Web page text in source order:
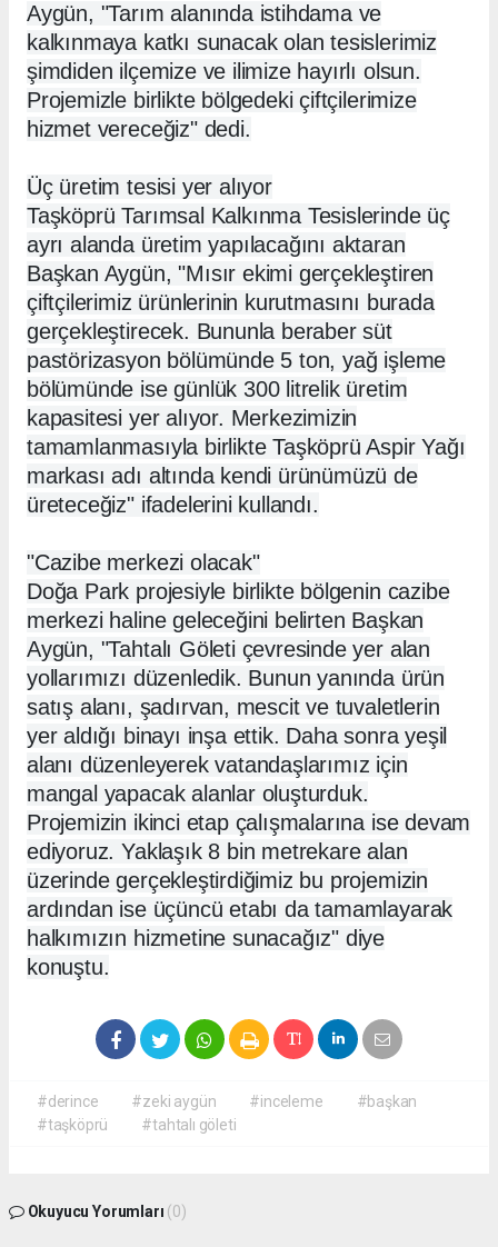
Aygün, "Tarım alanında istihdama ve
kalkınmaya katkı sunacak olan tesislerimiz
şimdiden ilçemize ve ilimize hayırlı olsun.
Projemizle birlikte bölgedeki çiftçilerimize
hizmet vereceğiz" dedi.
Üç üretim tesisi yer alıyor
Taşköprü Tarımsal Kalkınma Tesislerinde üç
ayrı alanda üretim yapılacağını aktaran
Başkan Aygün, "Mısır ekimi gerçekleştiren
çiftçilerimiz ürünlerinin kurutmasını burada
gerçekleştirecek. Bununla beraber süt
pastörizasyon bölümünde 5 ton, yağ işleme
bölümünde ise günlük 300 litrelik üretim
kapasitesi yer alıyor. Merkezimizin
tamamlanmasıyla birlikte Taşköprü Aspir Yağı
markası adı altında kendi ürünümüzü de
üreteceğiz" ifadelerini kullandı.
"Cazibe merkezi olacak"
Doğa Park projesiyle birlikte bölgenin cazibe
merkezi haline geleceğini belirten Başkan
Aygün, "Tahtalı Göleti çevresinde yer alan
yollarımızı düzenledik. Bunun yanında ürün
satış alanı, şadırvan, mescit ve tuvaletlerin
yer aldığı binayı inşa ettik. Daha sonra yeşil
alanı düzenleyerek vatandaşlarımız için
mangal yapacak alanlar oluşturduk.
Projemizin ikinci etap çalışmalarına ise devam
ediyoruz. Yaklaşık 8 bin metrekare alan
üzerinde gerçekleştirdiğimiz bu projemizin
ardından ise üçüncü etabı da tamamlayarak
halkımızın hizmetine sunacağız" diye
konuştu.
#derince #zeki aygün #inceleme
#başkan
#taşköprü
#tahtalı göleti
Okuyucu Yorumları (0)